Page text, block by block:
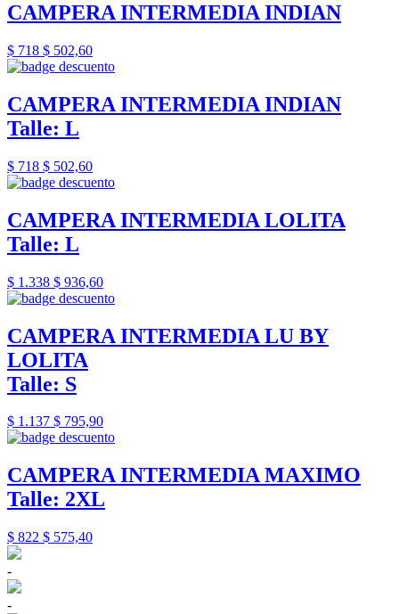
CAMPERA INTERMEDIA INDIAN
$ 718 $ 502,60
CAMPERA INTERMEDIA INDIAN
Talle: L
$ 718 $ 502,60
CAMPERA INTERMEDIA LOLITA
Talle: L
$ 1.338 $ 936,60
CAMPERA INTERMEDIA LU BY
LOLITA
Talle: S
$ 1.137 $ 795,90
CAMPERA INTERMEDIA MAXIMO
Talle: 2XL
$ 822 $ 575,40
-
-